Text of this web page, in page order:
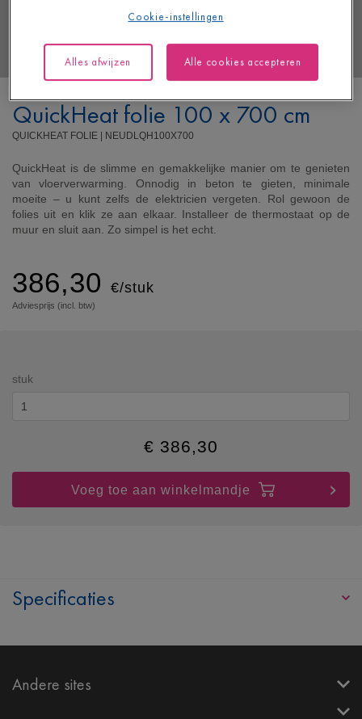
QuickHeat folie 100 x 700 cm
QUICKHEAT FOLIE | NEUDLQH100X700
QuickHeat is de slimme en gemakkelijke manier om te genieten
van vloerverwarming. Onnodig in beton te gieten, minimale
moeite – u kunt zelfs de elektricien vergeten. Rol gewoon de
folies uit en klik ze aan elkaar. Installeer de thermostaat op de
muur en sluit aan. Zo simpel is het echt.
386,30 €/stuk
Adviesprijs (incl. btw)
stuk
€ 386,30
Voeg toe aan winkelmandje
Specificaties
Andere sites
Cookie-instellingen
Alles afwijzen Alle cookies accepteren